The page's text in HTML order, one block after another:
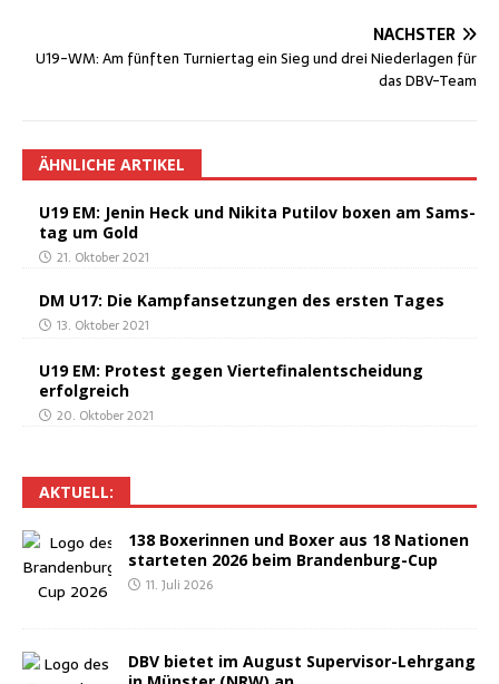
NÄCHSTER
U19-WM: Am fünf­ten Tur­nier­tag ein Sieg und drei Nie­der­la­gen für
das DBV-Team
ÄHNLICHE ARTIKEL
U19 EM: Jenin Heck und Niki­ta Puti­l­ov boxen am Sams­
tag um Gold
21. Oktober 2021
DM U17: Die Kampf­an­set­zun­gen des ers­ten Tages
13. Oktober 2021
U19 EM: Pro­test gegen Vier­te­fi­nal­ent­schei­dung
erfolgreich
20. Oktober 2021
AKTU­ELL:
138 Boxe­rin­nen und Boxer aus 18 Natio­nen
star­te­ten 2026 beim Brandenburg-Cup
11. Juli 2026
DBV bie­tet im August Super­vi­sor-Lehr­gang